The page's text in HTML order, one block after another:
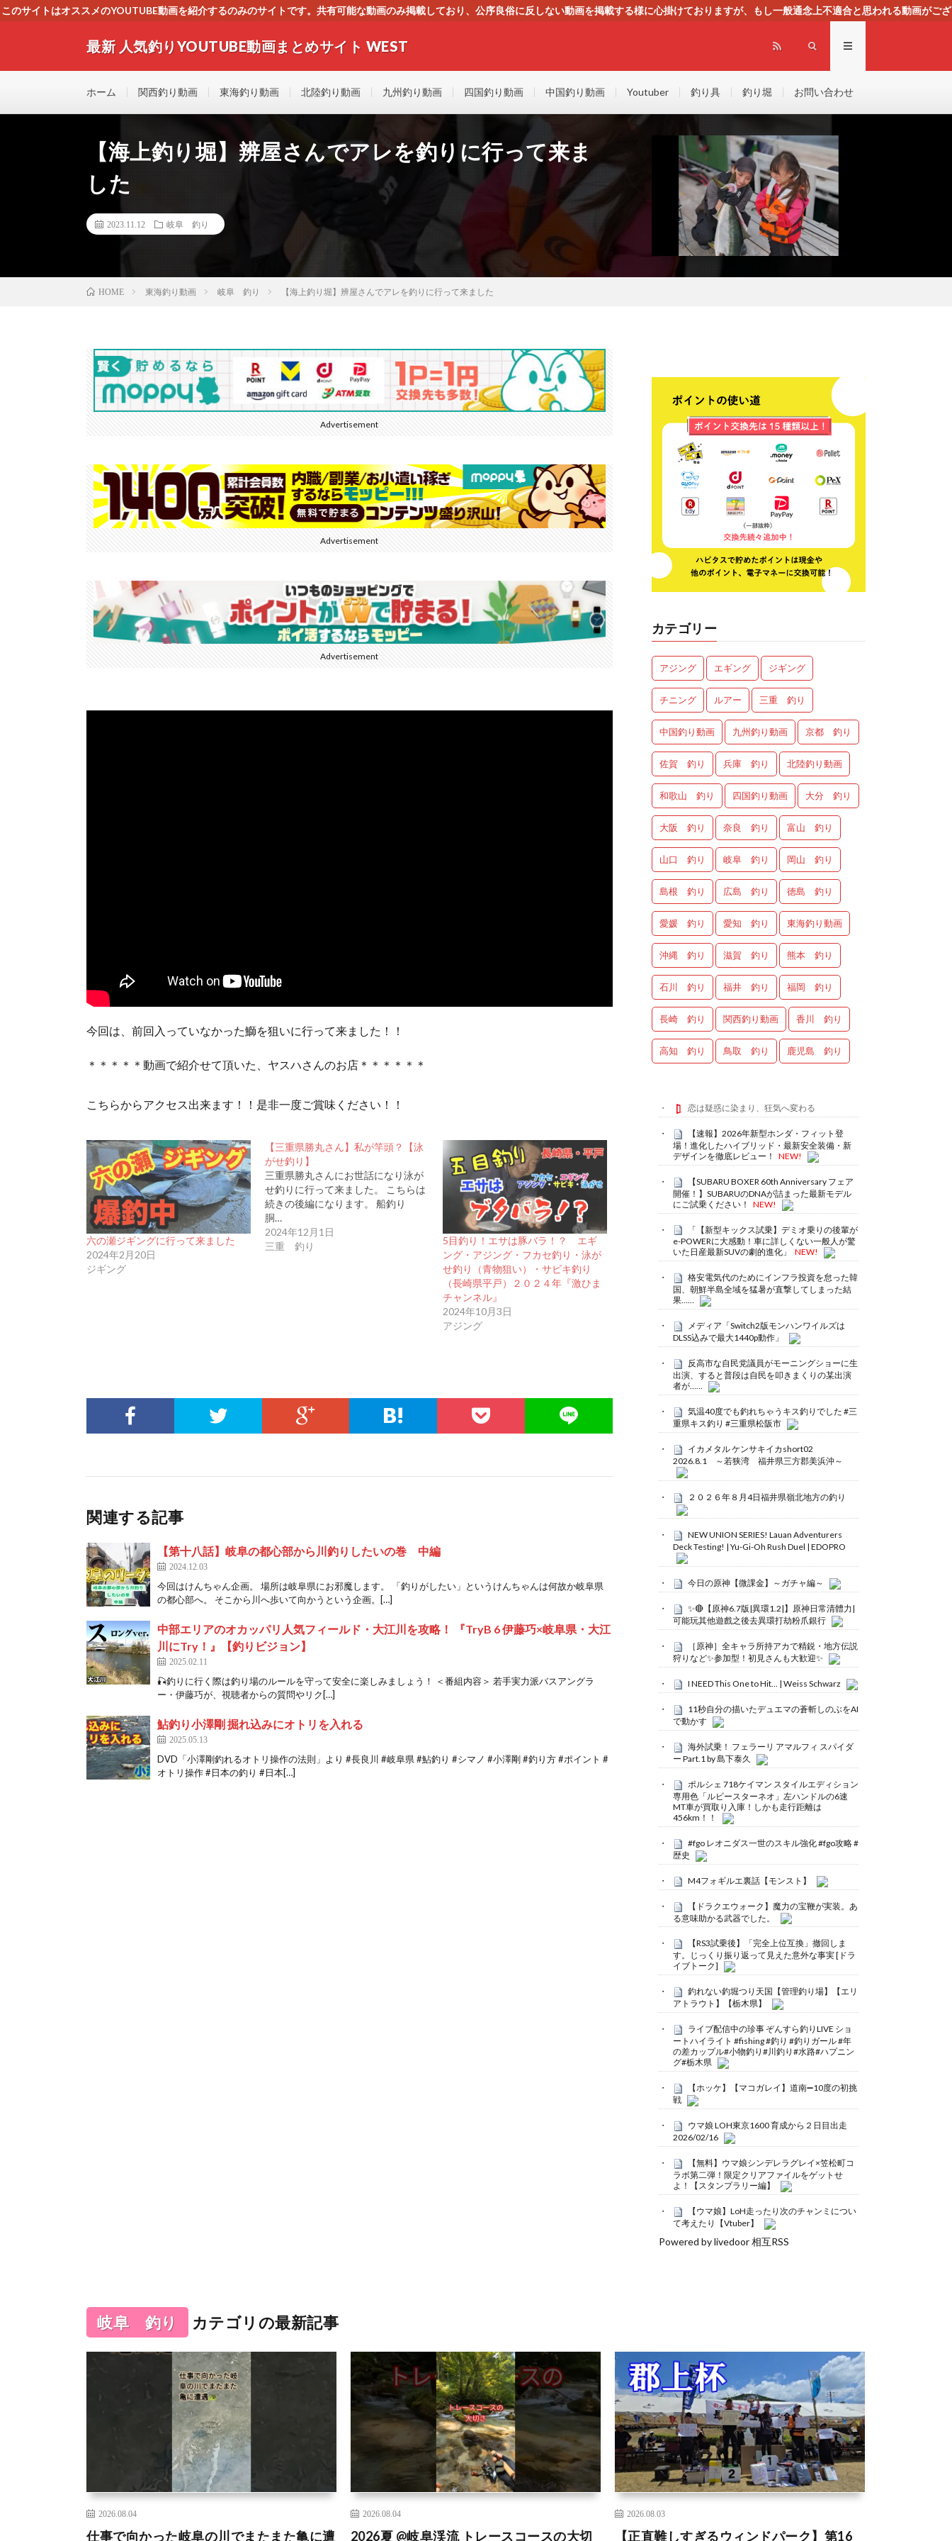
このサイトはオススメのYOUTUBE動画を紹介するのみのサイトです。共有可能な動画のみ掲載しており、公序良俗に反しない動画を掲載する様に心掛けておりますが、もし一般通念上不適合と思われる動画がござ
最新 人気釣りYOUTUBE動画まとめサイト WEST
す！！
ホーム 関西釣り動画 東海釣り動画 北陸釣り動画 九州釣り動画 四国釣り動画 中国釣り動画 Youtuber 釣り具 釣り堀 お問い合わせ
【海上釣り堀】辨屋さんでアレを釣りに行って来ま
した
2023.11.12 岐阜 釣り
HOME 東海釣り動画 岐阜 釣り 【海上釣り堀】辨屋さんでアレを釣りに行って来ました
Advertisement
Advertisement
Advertisement
今回は、前回入っていなかった鰤を狙いに行って来ました！！
＊＊＊＊＊動画で紹介せて頂いた、ヤスハさんのお店＊＊＊＊＊＊
こちらからアクセス出来ます！！是非一度ご賞味ください！！
六の瀬ジギングに行って来ました
2024年2月20日
ジギング
【三重県勝丸さん】私が竿頭？【泳
がせ釣り】
三重県勝丸さんにお世話になり泳が
せ釣りに行って来ました。 こちらは
続きの後編になります。 船釣り
胴…
2024年12月1日
三重 釣り
5目釣り！エサは豚バラ！？ エギ
ング・アジング・フカセ釣り・泳が
せ釣り（青物狙い）・サビキ釣り
（長崎県平戸）２０２４年『激ひま
チャンネル』
2024年10月3日
アジング
関連する記事
【第十八話】岐阜の都心部から川釣りしたいの巻 中編
2024.12.03
今回はけんちゃん企画。 場所は岐阜県にお邪魔します。 「釣りがしたい」というけんちゃんは何故か岐阜県
の都心部へ。 そこから川へ歩いて向かうという企画。[…]
中部エリアのオカッパリ人気フィールド・大江川を攻略！ 『TryB 6 伊藤巧×岐阜県・大江
川にTry！』【釣りビジョン】
2025.02.11
🎣釣りに行く際は釣り場のルールを守って安全に楽しみましょう！ ＜番組内容＞ 若手実力派バスアングラ
ー・伊藤巧が、視聴者からの質問やリク[…]
鮎釣り小澤剛 掘れ込みにオトリを入れる
2025.05.13
DVD「小澤剛釣れるオトリ操作の法則」より #長良川 #岐阜県 #鮎釣り #シマノ #小澤剛 #釣り方 #ポイント #
オトリ操作 #日本の釣り #日本[…]
カテゴリー
アジング エギング ジギング
チニング ルアー 三重 釣り
中国釣り動画 九州釣り動画 京都 釣り
佐賀 釣り 兵庫 釣り 北陸釣り動画
和歌山 釣り 四国釣り動画 大分 釣り
大阪 釣り 奈良 釣り 富山 釣り
山口 釣り 岐阜 釣り 岡山 釣り
島根 釣り 広島 釣り 徳島 釣り
愛媛 釣り 愛知 釣り 東海釣り動画
沖縄 釣り 滋賀 釣り 熊本 釣り
石川 釣り 福井 釣り 福岡 釣り
長崎 釣り 関西釣り動画 香川 釣り
高知 釣り 鳥取 釣り 鹿児島 釣り
恋は疑惑に染まり、狂気へ変わる
【速報】2026年新型ホンダ・フィット登
場！進化したハイブリッド・最新安全装備・新
デザインを徹底レビュー！
NEW!
【SUBARU BOXER 60th Anniversary フェア
開催！】SUBARUのDNAが詰まった最新モデル
にご試乗ください！
NEW!
「【新型キックス試乗】デミオ乗りの後輩が
e-POWERに大感動！車に詳しくない一般人が驚
いた日産最新SUVの劇的進化」
NEW!
格安電気代のためにインフラ投資を怠った韓
国、朝鮮半島全域を猛暑が直撃してしまった結
果……
メディア「Switch2版モンハンワイルズは
DLSS込みで最大1440p動作」
反高市な自民党議員がモーニングショーに生
出演、すると普段は自民を叩きまくりの某出演
者が……
気温40度でも釣れちゃうキス釣りでした #三
重県キス釣り #三重県松阪市
イカメタル ケンサキイカshort02
2026.8.1 ～若狭湾 福井県三方郡美浜沖～
２０２６年８月4日福井県嶺北地方の釣り
NEW UNION SERIES! Lauan Adventurers
Deck Testing! | Yu-Gi-Oh Rush Duel | EDOPRO
今日の原神【微課金】～ガチャ編～
✨🔴【原神6.7版|異環1.2|】原神日常清體力|
可能玩其他遊戲之後去異環打劫粉爪銀行
［原神］全キャラ所持アカで精鋭・地方伝説
狩りなど✨参加型！初見さんも大歓迎✨
I NEED This One to Hit… | Weiss Schwarz
11秒自分の描いたデュエマの蒼斬しのぶをAI
で動かす
海外試乗！ フェラーリ アマルフィ スパイダ
ー Part.1 by 島下泰久
ポルシェ 718ケイマン スタイルエディション
専用色「ルビースターネオ」左ハンドルの6速
MT車が買取り入庫！しかも走行距離は
456km！！
#fgo レオニダス一世のスキル強化 #fgo攻略 #
歴史
M4フォギルエ裏話【モンスト】
【ドラクエウォーク】魔力の宝鞭が実装。あ
る意味助かる武器でした。
【RS3試乗後】「完全上位互換」撤回しま
す。じっくり振り返って見えた意外な事実 [ドラ
イブトーク]
釣れない釣堀つり天国【管理釣り場】【エリ
アトラウト】【栃木県】
ライブ配信中の珍事 ぞんすら釣りLIVE ショ
ートハイライト #fishing #釣り #釣りガール #年
の差カップル#小物釣り#川釣り#水路#ハプニン
グ#栃木県
【ホッケ】【マコガレイ】道南➖10度の初挑
戦
ウマ娘 LOH東京1600 育成から２日目出走
2026/02/16
【無料】ウマ娘シンデレラグレイ×笠松町コ
ラボ第二弾！限定クリアファイルをゲットせ
よ！【スタンプラリー編】
【ウマ娘】LoH走ったり次のチャンミについ
て考えたり【Vtuber】
Powered by livedoor 相互RSS
岐阜 釣り カテゴリの最新記事
2026.08.04
仕事で向かった岐阜の川でまたまた亀に遭
2026.08.04
2026夏 @岐阜渓流 トレースコースの大切
2026.08.03
【正直難しすぎるウィンドパーク】第16